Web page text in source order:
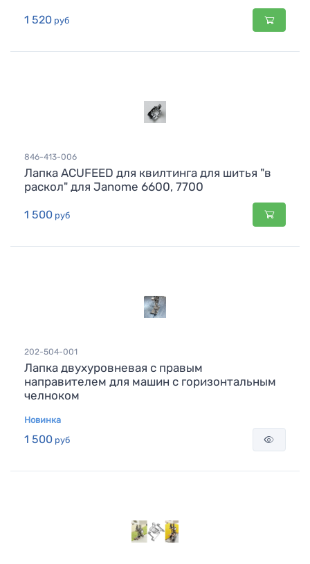
1 520 руб
846-413-006
Лапка ACUFEED для квилтинга для шитья "в
раскол" для Janome 6600, 7700
1 500 руб
202-504-001
Лапка двухуровневая с правым
направителем для машин с горизонтальным
челноком
Новинка
1 500 руб